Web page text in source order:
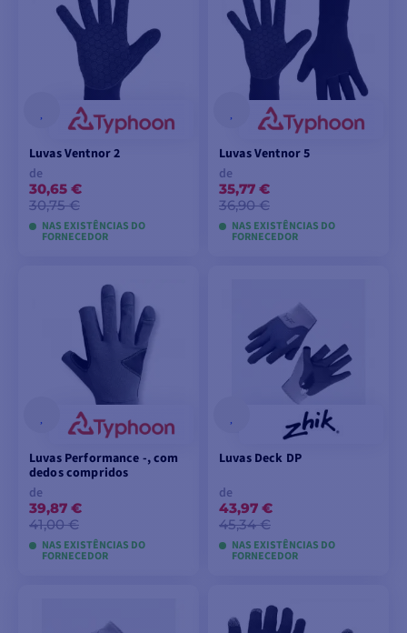
Luvas Ventnor 2
de
30,65 €
30,75 €
NAS EXISTÊNCIAS DO
FORNECEDOR
VER MODELOS
Luvas Ventnor 5
de
35,77 €
36,90 €
NAS EXISTÊNCIAS DO
FORNECEDOR
Luvas Performance -, com
dedos compridos
de
39,87 €
41,00 €
NAS EXISTÊNCIAS DO
FORNECEDOR
Luvas Deck DP
de
43,97 €
45,34 €
NAS EXISTÊNCIAS DO
FORNECEDOR
VER MODELOS